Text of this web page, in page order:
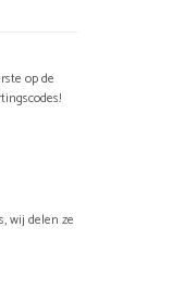
op de
wij delen ze